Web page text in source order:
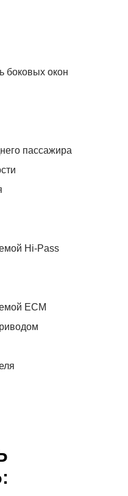
боковых окон
пассажира
Hi-Pass
ЕСМ